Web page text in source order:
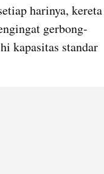
harinya, kereta
gerbong-
kapasitas standar